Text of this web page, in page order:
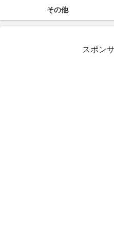
その他
スポン